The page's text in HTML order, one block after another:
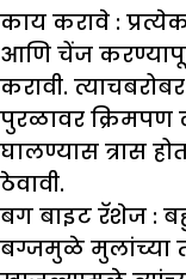
काय करावे :
आणि चेंज
करावी.
पुरळावर क्रिमपण
घालण्यास त्रास
ठेवावी.
बग बाइट रॅशेज :
बग्जमुळे मुलांच्या